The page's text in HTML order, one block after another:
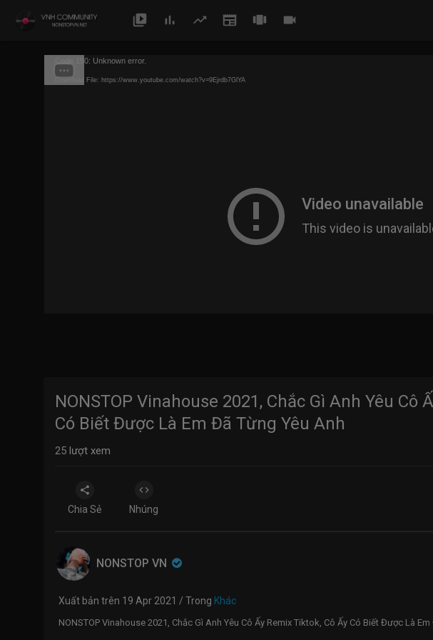
Code 150: Unknown error.
Download File: https://www.youtube.com/watch?v=9Ejrdb7GlYA
NONSTOP Vinahouse 2021, Chắc Gì Anh Yêu Cô
Có Biết Được Là Em Đã Từng Yêu Anh
25 lượt xem
Chia Sẻ Nhúng
NONSTOP VN
Xuất bản trên 19 Apr 2021 / Trong Khác
NONSTOP Vinahouse 2021, Chắc Gì Anh Yêu Cô Ấy Remix Tiktok, Cô Ấy Có Biết Được Là